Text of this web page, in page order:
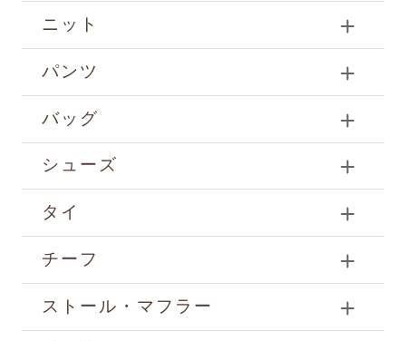
ニット
パンツ
バッグ
シューズ
タイ
チーフ
ストール・マフラー